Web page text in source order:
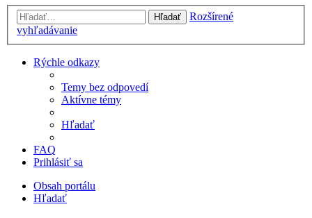
Hľadať
Rozšírené
vyhľadávanie
Rýchle odkazy
Temy bez odpovedí
Aktívne témy
Hľadať
FAQ
Prihlásiť sa
Obsah portálu
Hľadať